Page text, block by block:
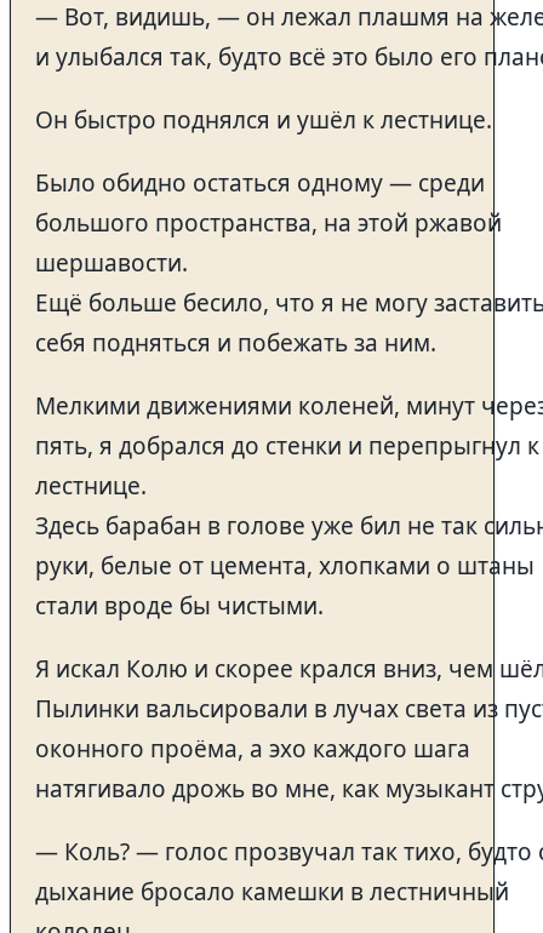
— Вот, видишь, — он лежал плашмя на
и улыбался так, будто всё это было его
Он быстро поднялся и ушёл к лестнице.
Было обидно остаться одному — среди
большого пространства, на этой ржавой
шершавости.
Ещё больше бесило, что я не могу
себя подняться и побежать за ним.
Мелкими движениями коленей, минут
пять, я добрался до стенки и перепрыгнул к
лестнице.
Здесь барабан в голове уже бил не так
руки, белые от цемента, хлопками о штаны
стали вроде бы чистыми.
Я искал Колю и скорее крался вниз, чем
Пылинки вальсировали в лучах света из
оконного проёма, а эхо каждого шага
натягивало дрожь во мне, как музыкант
— Коль? — голос прозвучал так тихо, будто
дыхание бросало камешки в лестничный